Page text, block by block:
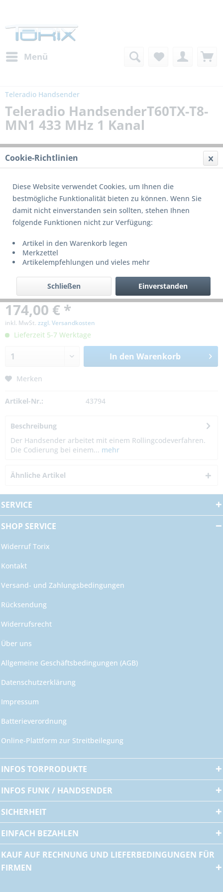
Menü
Teleradio Handsender
Teleradio HandsenderT60TX-T8-
MN1 433 MHz 1 Kanal
174,00 € *
inkl. MwSt. zzgl. Versandkosten
Lieferzeit 5-7 Werktage
In den Warenkorb
Merken
Artikel-Nr.: 43794
Beschreibung
Der Handsender arbeitet mit einem Rollingcodeverfahren.
Die Codierung bei einem... mehr
Ähnliche Artikel
SERVICE
SHOP SERVICE
Widerruf Torix
Kontakt
Versand- und Zahlungsbedingungen
Rücksendung
Widerrufsrecht
Über uns
Allgemeine Geschäftsbedingungen (AGB)
Datenschutzerklärung
Impressum
Batterieverordnung
Online-Plattform zur Streitbeilegung
INFOS TORPRODUKTE
INFOS FUNK / HANDSENDER
SICHERHEIT
EINFACH BEZAHLEN
KAUF AUF RECHNUNG UND LIEFERBEDINGUNGEN FÜR
FIRMEN
Cookie-Richtlinien
Diese Website verwendet Cookies, um Ihnen die
bestmögliche Funktionalität bieten zu können. Wenn Sie
damit nicht einverstanden sein sollten, stehen Ihnen
folgende Funktionen nicht zur Verfügung:
Artikel in den Warenkorb legen
Merkzettel
Artikelempfehlungen und vieles mehr
Einverstanden
Schließen